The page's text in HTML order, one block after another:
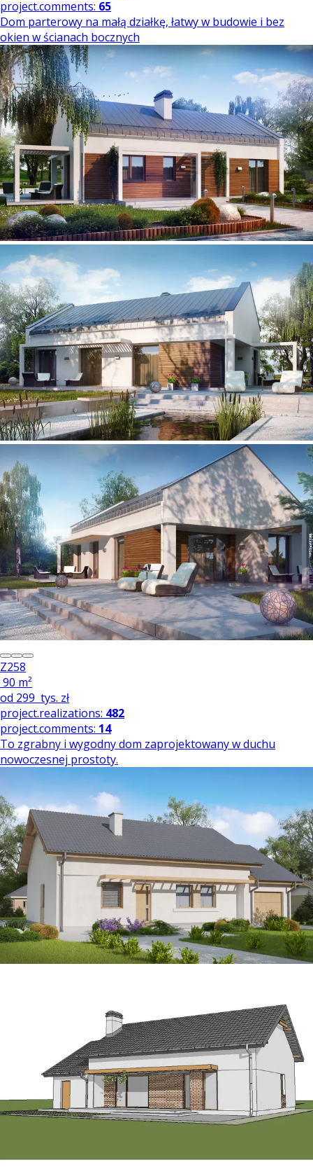
project.comments: 65
Dom parterowy na małą działkę, łatwy w budowie i bez
okien w ścianach bocznych
Z258
90 m²
od 299 tys. zł
project.realizations: 482
project.comments: 14
To zgrabny i wygodny dom zaprojektowany w duchu
nowoczesnej prostoty.